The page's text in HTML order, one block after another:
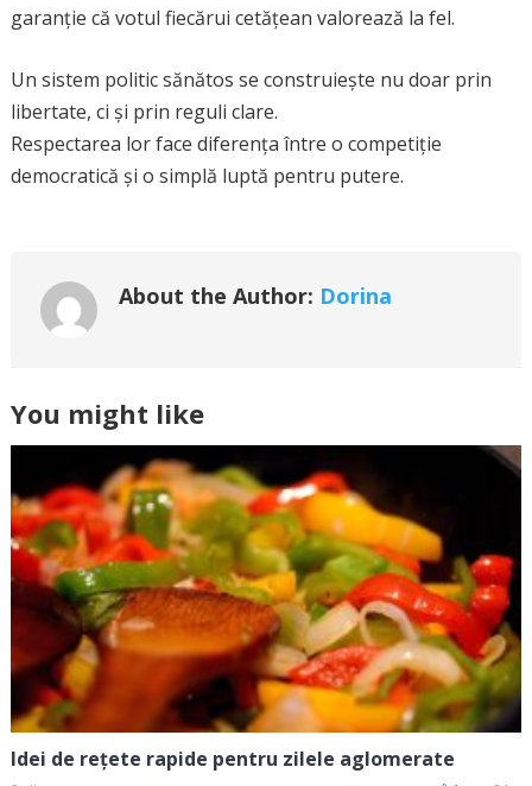
garanție că votul fiecărui cetățean valorează la fel.
Un sistem politic sănătos se construiește nu doar prin
libertate, ci și prin reguli clare.
Respectarea lor face diferența între o competiție
democratică și o simplă luptă pentru putere.
About the Author: Dorina
You might like
Idei de rețete rapide pentru zilele aglomerate